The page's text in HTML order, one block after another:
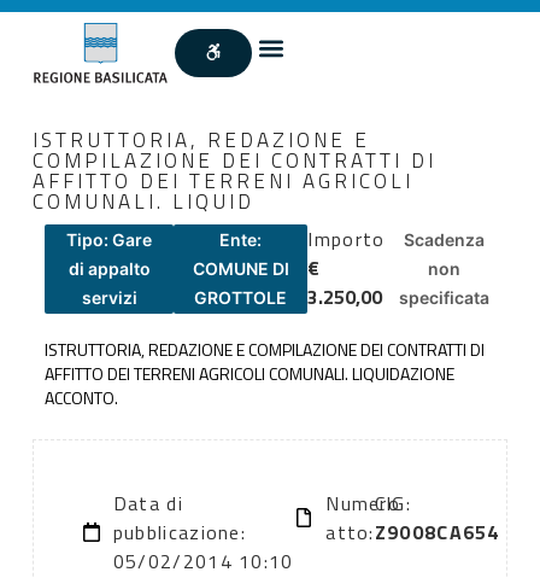
ISTRUTTORIA, REDAZIONE E
COMPILAZIONE DEI CONTRATTI DI
AFFITTO DEI TERRENI AGRICOLI
COMUNALI. LIQUID
Tipo: Gare
di appalto
servizi
Ente:
COMUNE DI
GROTTOLE
Importo
€
3.250,00
Scadenza
non
specificata
ISTRUTTORIA, REDAZIONE E COMPILAZIONE DEI CONTRATTI DI
AFFITTO DEI TERRENI AGRICOLI COMUNALI. LIQUIDAZIONE
ACCONTO.
Data di
pubblicazione:
05/02/2014 10:10
Numero
atto:
CIG:
Z9008CA654